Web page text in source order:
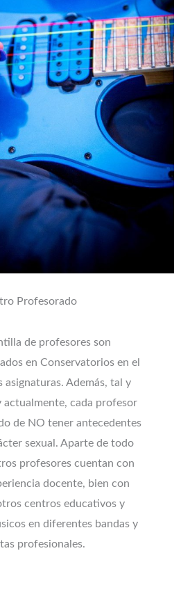
Profesorado
de profesores son
en Conservatorios en el
asignaturas. Además, tal y
actualmente, cada profesor
de NO tener antecedentes
sexual. Aparte de todo
profesores cuentan con
docente, bien con
centros educativos y
en diferentes bandas y
profesionales.